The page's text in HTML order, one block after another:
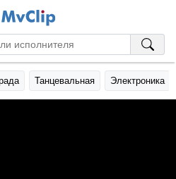
Танцевальная Электроника